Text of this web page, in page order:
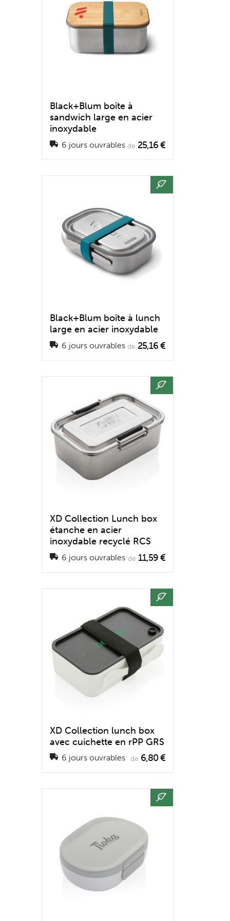
Black+Blum boîte à
sandwich large en acier
inoxydable
6 jours ouvrables de 25,16 €
Black+Blum boîte à lunch
large en acier inoxydable
6 jours ouvrables de 25,16 €
XD Collection Lunch box
étanche en acier
inoxydable recyclé RCS
6 jours ouvrables de 11,59 €
XD Collection lunch box
avec cuichette en rPP GRS
6 jours ouvrables de 6,80 €